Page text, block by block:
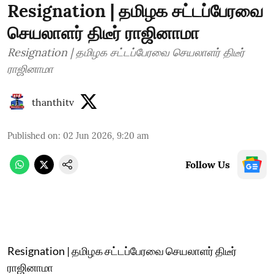
Resignation | தமிழக சட்டப்பேரவை
செயலாளர் திடீர் ராஜினாமா
Resignation | தமிழக சட்டப்பேரவை செயலாளர் திடீர்
ராஜினாமா
thanthitv
Published on: 02 Jun 2026, 9:20 am
Follow Us
Resignation | தமிழக சட்டப்பேரவை செயலாளர் திடீர்
ராஜினாமா